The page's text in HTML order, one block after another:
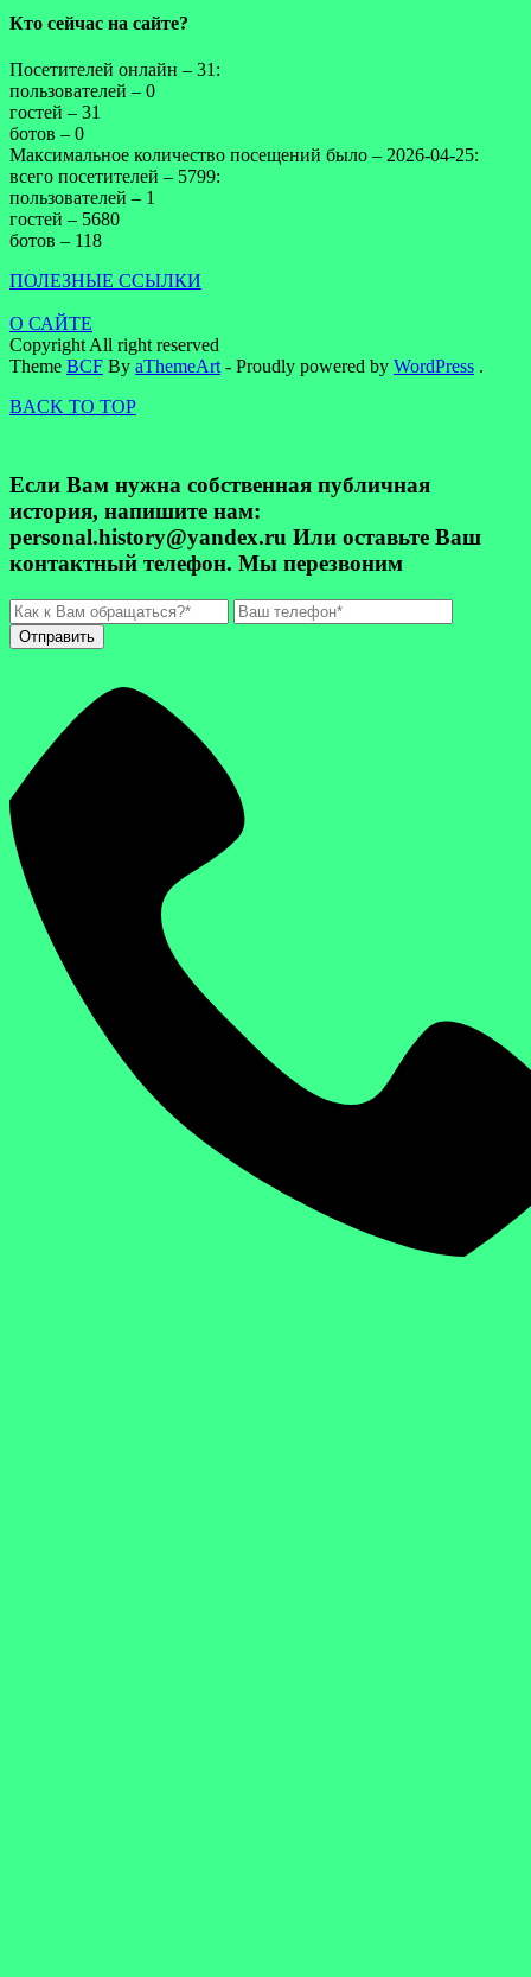
Кто сейчас на сайте?
Посетителей онлайн – 31:
пользователей – 0
гостей – 31
ботов – 0
Максимальное количество посещений было – 2026-04-25:
всего посетителей – 5799:
пользователей – 1
гостей – 5680
ботов – 118
ПОЛЕЗНЫЕ ССЫЛКИ
О САЙТЕ
Copyright All right reserved
Theme BCF By aThemeArt - Proudly powered by WordPress .
BACK TO TOP
Если Вам нужна собственная публичная
история, напишите нам:
personal.history@yandex.ru Или оставьте Ваш
контактный телефон. Мы перезвоним
Отправить